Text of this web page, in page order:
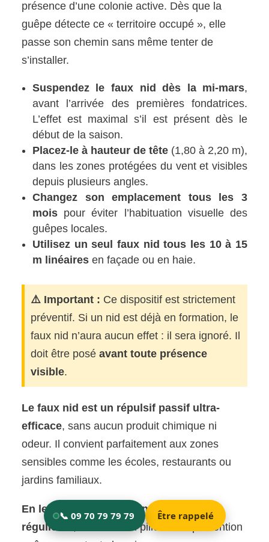
présence d’une colonie active. Dès que la
guêpe détecte ce « territoire occupé », elle
passe son chemin sans même tenter de
s’installer.
Suspendez le faux nid dès la mi-mars,
avant l’arrivée des premières fondatrices.
L’effet est maximal s’il est présent dès le
début de la saison.
Placez-le à hauteur de tête (1,80 à 2,20 m),
dans les zones protégées du vent et visibles
depuis plusieurs angles.
Changez son emplacement tous les 3
moispour éviter l’habituation visuelle des
guêpes locales.
Utilisez un seul faux nid tous les 10 à 15
m linéairesen façade ou en haie.
⚠️ Important : Ce dispositif est strictement
préventif. Si un nid est déjà en formation, le
faux nid n’aura aucun effet : il sera ignoré. Il
doit être posé avant toute présence
visible.
Le faux nid est un répulsif passif ultra-
efficace, sans aucun produit chimique ni
odeur. Il convient parfaitement aux zones
sensibles comme les écoles, restaurants ou
jardins familiaux.
En le combinant à des inspections
régulières
, il devient un pilier de la prévention